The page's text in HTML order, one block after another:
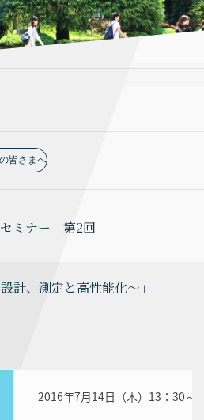
皆さまへ
ミナー 第2回
計、測定と高性能化～」
2016年7月14日（木）13：30～